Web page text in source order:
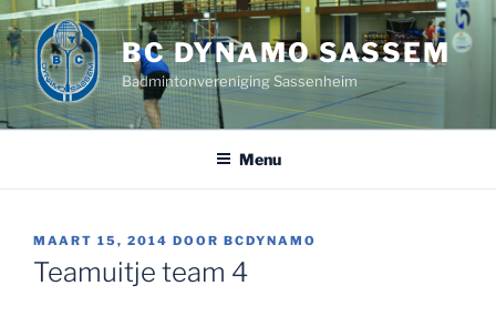
Ga
naar
de
inhoud
BC DYNAMO SASSEM
Badmintonvereniging Sassenheim
Menu
GEPLAATST
OP
MAART 15, 2014 DOOR BCDYNAMO
Teamuitje team 4